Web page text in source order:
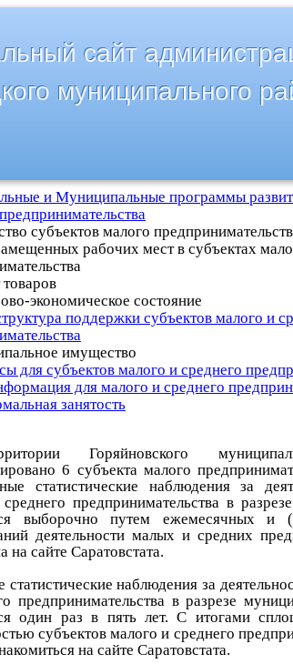
сайт
муниципального
и Муниципальные программы
субъектов малого
рабочих мест в субъектах
экономическое состояние
поддержки субъектов малого и
имущество
для субъектов малого и среднего
для малого и среднего
занятость
Горяйновского
6 субъекта малого
статистические наблюдения за
предпринимательства в
выборочно путем ежемесячных и
деятельности малых и средних
на сайте Саратовстата.
наблюдения за
предпринимательства в разрезе
один раз в пять лет. С итогами
субъектов малого и среднего
на сайте Саратовстата.